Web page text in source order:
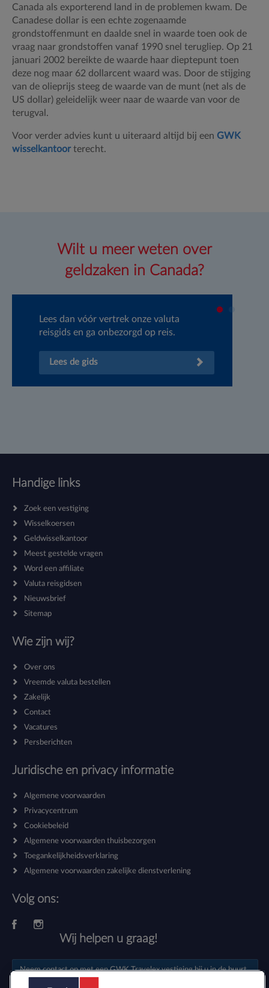
Canada als exporterend land in de problemen kwam. De
Canadese dollar is een echte zogenaamde
grondstoffenmunt en daalde snel in waarde toen ook de
vraag naar grondstoffen vanaf 1990 snel terugliep. Op 21
januari 2002 bereikte de waarde haar dieptepunt toen
deze nog maar 62 dollarcent waard was. Door de stijging
van de olieprijs steeg de waarde van de munt (net als de
US dollar) geleidelijk weer naar de waarde van voor de
terugval.
Voor verder advies kunt u uiteraard altijd bij een GWK
wisselkantoorterecht.
Wilt u meer weten over
geldzaken in Canada?
Lees dan vóór vertrek onze valuta
reisgids en ga onbezorgd op reis.
Lees de gids
Handige links
Zoek een vestiging
Wisselkoersen
Geldwisselkantoor
Meest gestelde vragen
Word een affiliate
Valuta reisgidsen
Nieuwsbrief
Sitemap
Wie zijn wij?
Over ons
Vreemde valuta bestellen
Zakelijk
Contact
Vacatures
Persberichten
Juridische en privacy informatie
Algemene voorwaarden
Privacycentrum
Cookiebeleid
Algemene voorwaarden thuisbezorgen
Toegankelijkheidsverklaring
Algemene voorwaarden zakelijke dienstverlening
Volg ons:
Wij helpen u graag!
Neem contact op met eenGWK Travelex vestigingbij u in de buurt.